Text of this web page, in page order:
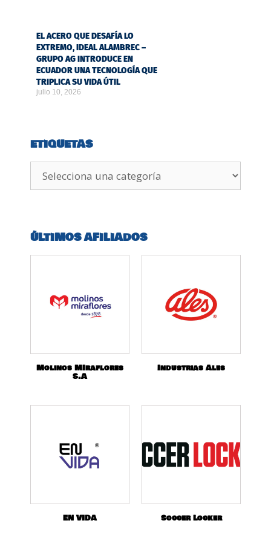
EL ACERO QUE DESAFÍA LO
EXTREMO, IDEAL ALAMBREC –
GRUPO AG INTRODUCE EN
ECUADOR UNA TECNOLOGÍA QUE
TRIPLICA SU VIDA ÚTIL
julio 10, 2026
ETIQUETAS
ÚLTIMOS AFILIADOS
Molinos MIraflores
S.A
Industrias Ales
EN VIDA Soccer Locker